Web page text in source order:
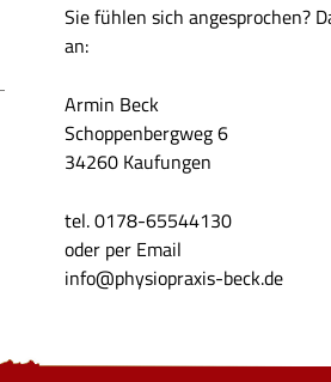
Sie fühlen sich angesprochen?
an:
Armin Beck
Schoppenbergweg 6
34260 Kaufungen
tel. 0178-65544130
oder per Email
info@physiopraxis-beck.de